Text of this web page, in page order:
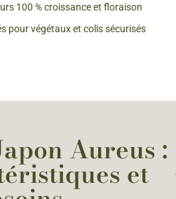
100 % croissance et floraison
pour végétaux et colis sécurisés
Aureus :
et